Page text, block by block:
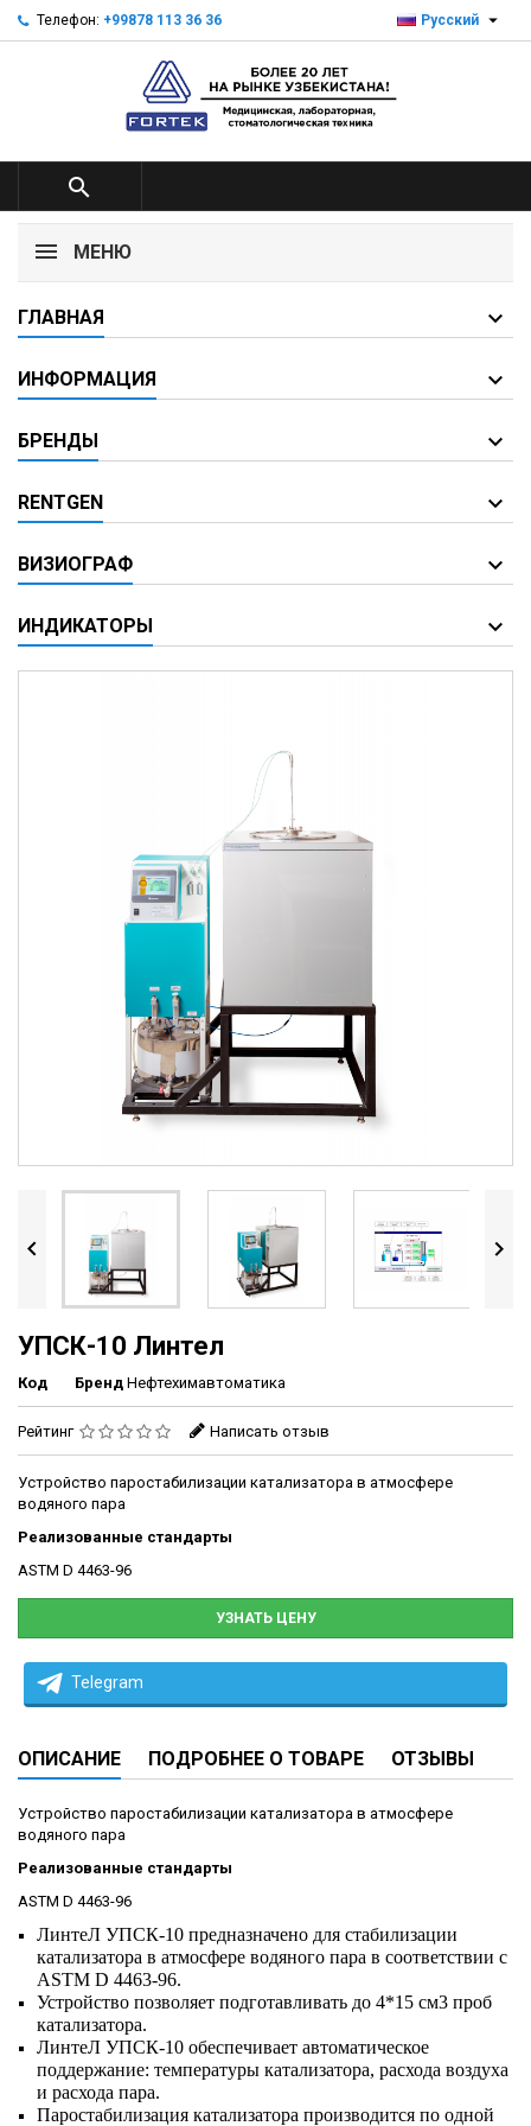
Телефон: +99878 113 36 36 Русский 

МЕНЮ
ГЛАВНАЯ
ИНФОРМАЦИЯ
БРЕНДЫ
RENTGEN
ВИЗИОГРАФ
ИНДИКАТОРЫ
 
УПСК-10 Линтел
Код Бренд Нефтехимавтоматика
Рейтинг Написать отзыв
Устройство паростабилизации катализатора в атмосфере
водяного пара
Реализованные стандарты
ASTM D 4463-96
УЗНАТЬ ЦЕНУ
Telegram
ОПИСАНИЕ ПОДРОБНЕЕ О ТОВАРЕ ОТЗЫВЫ
Устройство паростабилизации катализатора в атмосфере
водяного пара
Реализованные стандарты
ASTM D 4463-96
ЛинтеЛ УПСК-10 предназначено для стабилизации
катализатора в атмосфере водяного пара в соответствии с
ASTM D 4463-96.
Устройство позволяет подготавливать до 4*15 см3 проб
катализатора.
ЛинтеЛ УПСК-10 обеспечивает автоматическое
поддержание: температуры катализатора, расхода воздуха
и расхода пара.
Паростабилизация катализатора производится по одной